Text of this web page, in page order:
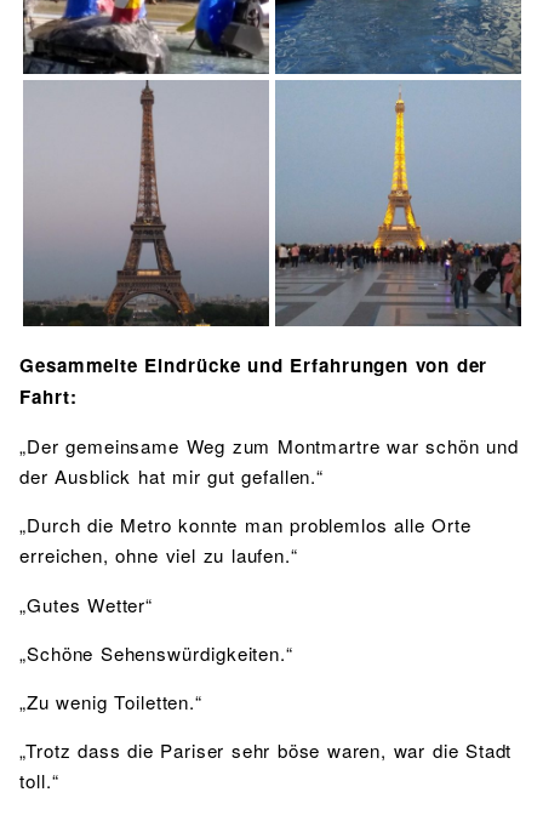
Gesammelte Eindrücke und Erfahrungen von der
Fahrt:
„Der gemeinsame Weg zum Montmartre war schön und
der Ausblick hat mir gut gefallen.“
„Durch die Metro konnte man problemlos alle Orte
erreichen, ohne viel zu laufen.“
„Gutes Wetter“
„Schöne Sehenswürdigkeiten.“
„Zu wenig Toiletten.“
„Trotz dass die Pariser sehr böse waren, war die Stadt
toll.“